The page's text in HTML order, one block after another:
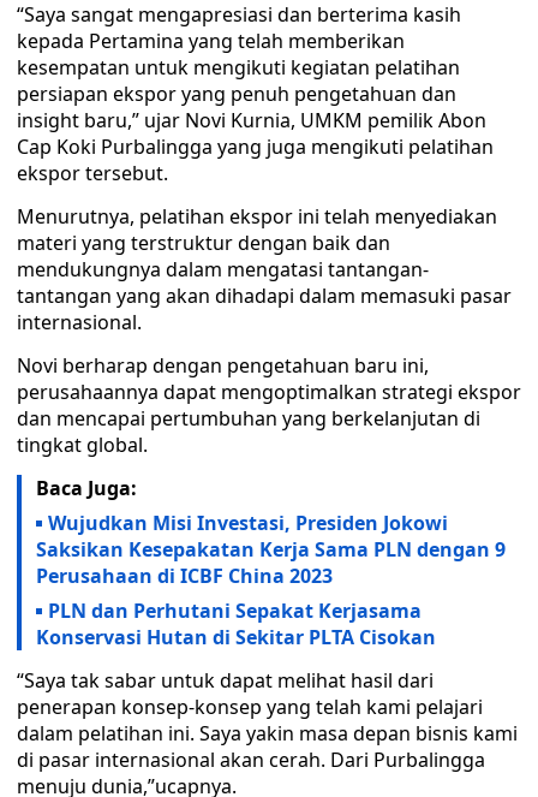
“Saya sangat mengapresiasi dan berterima kasih
kepada Pertamina yang telah memberikan
kesempatan untuk mengikuti kegiatan pelatihan
persiapan ekspor yang penuh pengetahuan dan
insight baru,” ujar Novi Kurnia, UMKM pemilik Abon
Cap Koki Purbalingga yang juga mengikuti pelatihan
ekspor tersebut.
Menurutnya, pelatihan ekspor ini telah menyediakan
materi yang terstruktur dengan baik dan
mendukungnya dalam mengatasi tantangan-
tantangan yang akan dihadapi dalam memasuki pasar
internasional.
Novi berharap dengan pengetahuan baru ini,
perusahaannya dapat mengoptimalkan strategi ekspor
dan mencapai pertumbuhan yang berkelanjutan di
tingkat global.
Baca Juga:
Wujudkan Misi Investasi, Presiden Jokowi
Saksikan Kesepakatan Kerja Sama PLN dengan 9
Perusahaan di ICBF China 2023
PLN dan Perhutani Sepakat Kerjasama
Konservasi Hutan di Sekitar PLTA Cisokan
“Saya tak sabar untuk dapat melihat hasil dari
penerapan konsep-konsep yang telah kami pelajari
dalam pelatihan ini. Saya yakin masa depan bisnis kami
di pasar internasional akan cerah. Dari Purbalingga
menuju dunia,”ucapnya.